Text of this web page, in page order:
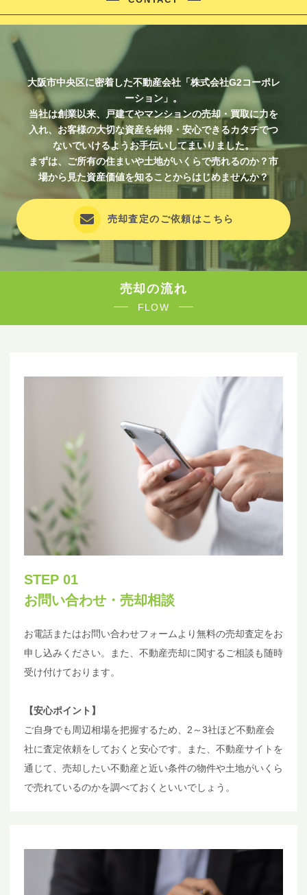
大阪市中央区に密着した不動産会社「株式会社G2コーポレ
ーション」。
当社は創業以来、戸建てやマンションの売却・買取に力を
入れ、お客様の大切な資産を納得・安心できるカタチでつ
ないでいけるようお手伝いしてまいりました。
まずは、ご所有の住まいや土地がいくらで売れるのか？市
場から見た資産価値を知ることからはじめませんか？
売却査定のご依頼はこちら
売却の流れ
FLOW
STEP 01
お問い合わせ・売却相談
お電話またはお問い合わせフォームより無料の売却査定をお
申し込みください。また、不動産売却に関するご相談も随時
受け付けております。
【安心ポイント】
ご自身でも周辺相場を把握するため、2～3社ほど不動産会
社に査定依頼をしておくと安心です。また、不動産サイトを
通じて、売却したい不動産と近い条件の物件や土地がいくら
で売れているのかを調べておくといいでしょう。